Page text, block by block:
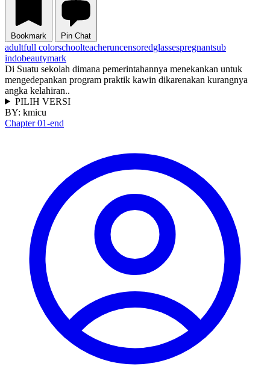
Bookmark Pin Chat
adultfull colorschoolteacheruncensoredglassespregnantsub
indobeautymark
Di Suatu sekolah dimana pemerintahannya menekankan untuk
mengedepankan program praktik kawin dikarenakan kurangnya
angka kelahiran..
PILIH VERSI
BY: kmicu
Chapter 01-end